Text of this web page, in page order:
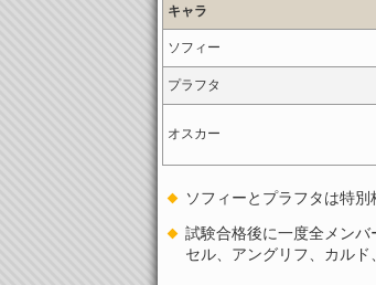
キャラ
ソフィー
プラフタ
オスカー
ソフィーとプラフタは特別
試験合格後に一度全メン
セル、アングリフ、カル